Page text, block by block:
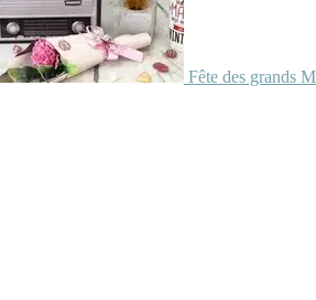
Fête des grands